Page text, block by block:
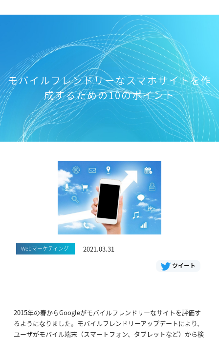
モバイルフレンドリーなスマホサイトを作
成するための10のポイント
Webマーケティング 2021.03.31
ツイート
2015年の春からGoogleがモバイルフレンドリーなサイトを評価す
るようになりました。モバイルフレンドリーアップデートにより、
ユーザがモバイル端末（スマートフォン、タブレットなど）から検